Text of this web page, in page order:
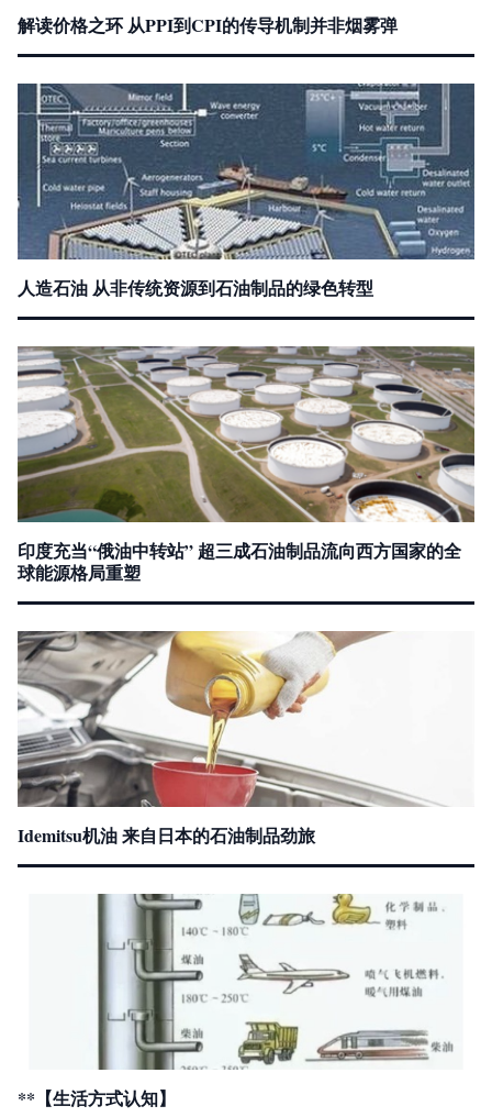
解读价格之环 从PPI到CPI的传导机制并非烟雾弹
人造石油 从非传统资源到石油制品的绿色转型
印度充当“俄油中转站” 超三成石油制品流向西方国家的全
球能源格局重塑
Idemitsu机油 来自日本的石油制品劲旅
**【生活方式认知】